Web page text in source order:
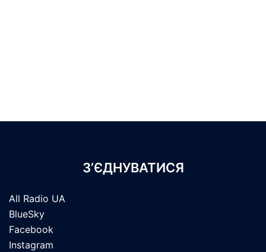
З’ЄДНУВАТИСЯ
All Radio UA
BlueSky
Facebook
Instagram